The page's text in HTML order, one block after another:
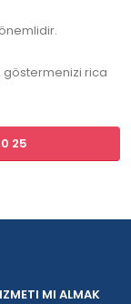
göstermenizi rica
25
MI ALMAK